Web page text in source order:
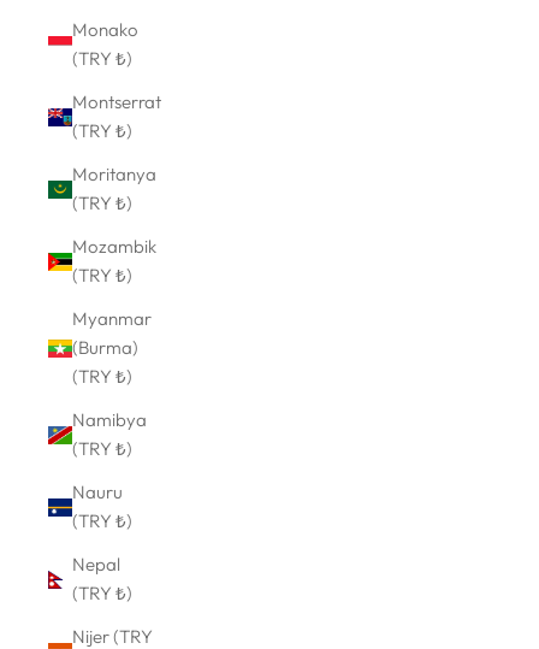
Monako
(TRY ₺)
Montserrat
(TRY ₺)
Moritanya
(TRY ₺)
Mozambik
(TRY ₺)
Myanmar
(Burma)
(TRY ₺)
Namibya
(TRY ₺)
Nauru
(TRY ₺)
Nepal
(TRY ₺)
Nijer (TRY